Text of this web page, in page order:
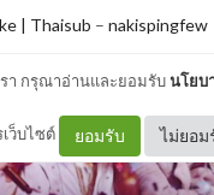
รา กรุณาอ่านและยอมรับนโยบ
ว็บไซต์ ยอมรับ ไม่ยอม
| Thaisub – nakispingfew